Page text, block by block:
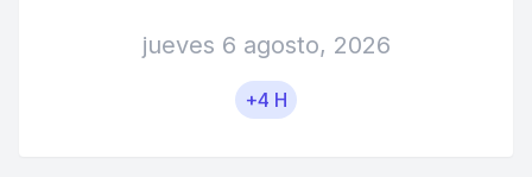
jueves 6 agosto, 2026
+4 H